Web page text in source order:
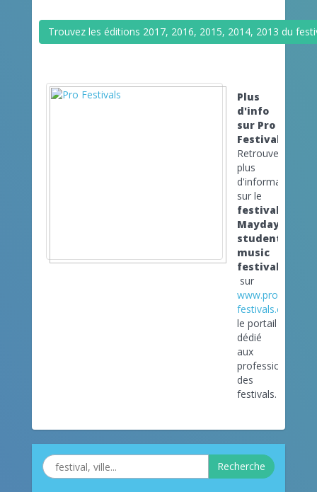
Trouvez les éditions 2017, 2016, 2015, 2014, 2013 du
Plus
d'info
sur Pro
Festivals
Retrouvez
plus
d'informations
sur le
festival
Mayday
student
music
festival
sur
www.pro-
festivals.com
le portail
dédié
aux
professionnels
des
festivals.
Recherche